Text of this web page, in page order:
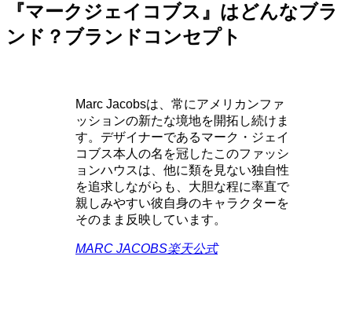
『マークジェイコブス』はどんなブラ
ンド？ブランドコンセプト
Marc Jacobsは、常にアメリカンファ
ッションの新たな境地を開拓し続けま
す。デザイナーであるマーク・ジェイ
コブス本人の名を冠したこのファッシ
ョンハウスは、他に類を見ない独自性
を追求しながらも、大胆な程に率直で
親しみやすい彼自身のキャラクターを
そのまま反映しています。
MARC JACOBS楽天公式